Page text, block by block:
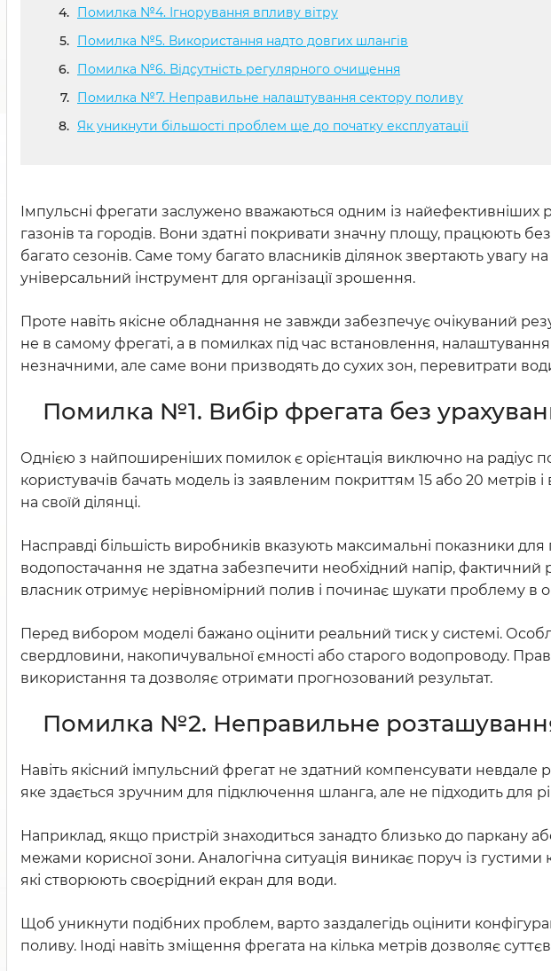
Помилка №4. Ігнорування впливу вітру
Помилка №5. Використання надто довгих шлангів
Помилка №6. Відсутність регулярного очищення
Помилка №7. Неправильне налаштування сектору поливу
Як уникнути більшості проблем ще до початку експлуатації
Імпульсні фрегати заслужено вважаються одним із найефективніших
газонів та городів. Вони здатні покривати значну площу, працюють
багато сезонів. Саме тому багато власників ділянок звертають увагу на
універсальний інструмент для організації зрошення.
Проте навіть якісне обладнання не завжди забезпечує очікуваний
не в самому фрегаті, а в помилках під час встановлення, налаштування
незначними, але саме вони призводять до сухих зон, перевитрати
Помилка №1. Вибір фрегата без
Однією з найпоширеніших помилок є орієнтація виключно на радіус
користувачів бачать модель із заявленим покриттям 15 або 20
на своїй ділянці.
Насправді більшість виробників вказують максимальні показники
водопостачання не здатна забезпечити необхідний напір, фактичний
власник отримує нерівномірний полив і починає шукати проблему в
Перед вибором моделі бажано оцінити реальний тиск у системі.
свердловини, накопичувальної ємності або старого водопроводу.
використання та дозволяє отримати прогнозований результат.
Помилка №2. Неправильне
Навіть якісний імпульсний фрегат не здатний компенсувати невдале
яке здається зручним для підключення шланга, але не підходить для
Наприклад, якщо пристрій знаходиться занадто близько до паркану
межами корисної зони. Аналогічна ситуація виникає поруч із
які створюють своєрідний екран для води.
Щоб уникнути подібних проблем, варто заздалегідь оцінити
поливу. Іноді навіть зміщення фрегата на кілька метрів дозволяє